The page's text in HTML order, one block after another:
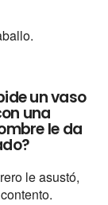
un vaso
una
le da
le asustó,